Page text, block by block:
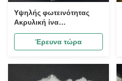
Υψηλής φωτεινότητας
Ακρυλική ίνα
1,2D*38MM,Αντιστατική
υφαντική πρώτη ύλη για
πλέξιμο ενδυμάτων και
Έρευνα τώρα